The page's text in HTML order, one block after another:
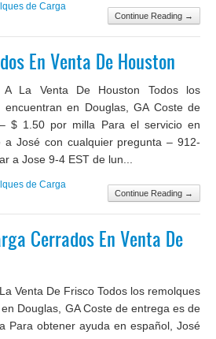
Continue Reading →
de Carga
En Venta De Houston
A La Venta De Houston Todos los
en Douglas, GA Coste de
$ 1.50 por milla Para el servicio en
a José con cualquier pregunta – 912-
a Jose 9-4 EST de lun...
Continue Reading →
de Carga
Cerrados En Venta De
Venta De Frisco Todos los remolques
Douglas, GA Coste de entrega es de
Para obtener ayuda en español, José